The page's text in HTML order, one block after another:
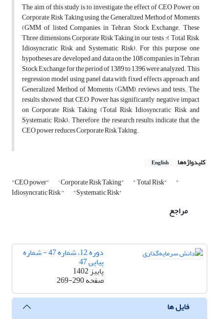
The aim of this study is to investigate the effect of CEO Power on
Corporate Risk Taking using the Generalized Method of Moments
(GMM of listed Companies in Tehran Stock Exchange. These
Three dimensions Corporate Risk Taking in our tests :( Total Risk,
Idiosyncratic Risk and Systematic Risk). For this purpose one
hypotheses are developed and data on the 108 companies in Tehran
Stock Exchange for the period of 1389 to 1396 were analyzed. This
regression model using panel data with fixed effects approach and
Generalized Method of Moments (GMM), reviews and tests. The
results showed that CEO Power has significantly negative impact
on Corporate Risk Taking (Total Risk, Idiosyncratic Risk and
Systematic Risk). Therefore, the research results indicate that the
CEO power reduces Corporate Risk Taking.
کلیدواژه‌ها English
"CEO power" ' Corporate Risk Taking" " Total Risk" "
Idiosyncratic Risk " "Systematic Risk"
مراجع
دوره 12، شماره 47 - شماره
پیاپی 47
پاییز 1402
صفحه269-290
فایل ها